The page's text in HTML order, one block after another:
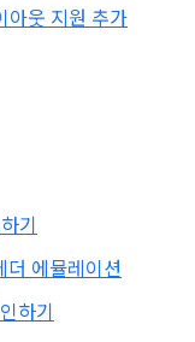
아웃 지원 추가
기
에뮬레이션
하기